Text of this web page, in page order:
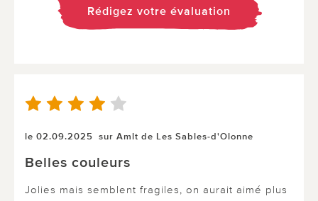
Rédigez votre évaluation
le 02.09.2025 sur Amlt de Les Sables-d'Olonne
Belles couleurs
Jolies mais semblent fragiles, on aurait aimé plus